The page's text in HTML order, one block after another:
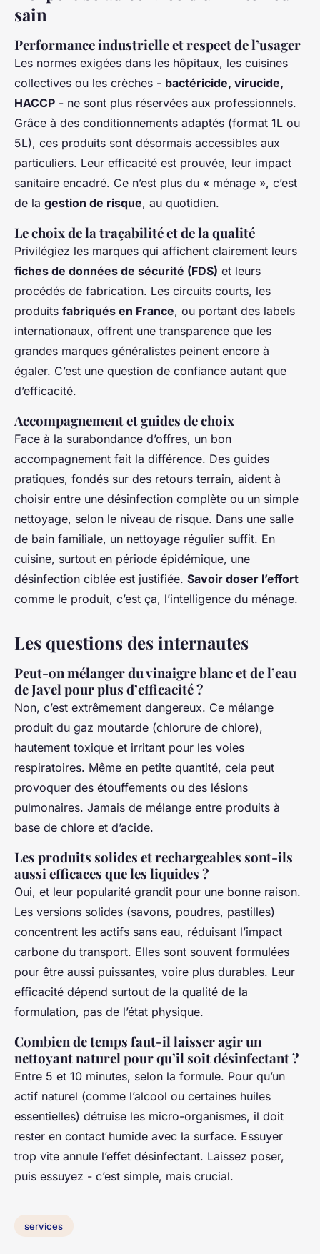
sain
Performance industrielle et respect de l’usager
Les normes exigées dans les hôpitaux, les cuisines
collectives ou les crèches - bactéricide, virucide,
HACCP - ne sont plus réservées aux professionnels.
Grâce à des conditionnements adaptés (format 1L ou
5L), ces produits sont désormais accessibles aux
particuliers. Leur efficacité est prouvée, leur impact
sanitaire encadré. Ce n’est plus du « ménage », c’est
de la gestion de risque, au quotidien.
Le choix de la traçabilité et de la qualité
Privilégiez les marques qui affichent clairement leurs
fiches de données de sécurité (FDS) et leurs
procédés de fabrication. Les circuits courts, les
produits fabriqués en France, ou portant des labels
internationaux, offrent une transparence que les
grandes marques généralistes peinent encore à
égaler. C’est une question de confiance autant que
d’efficacité.
Accompagnement et guides de choix
Face à la surabondance d’offres, un bon
accompagnement fait la différence. Des guides
pratiques, fondés sur des retours terrain, aident à
choisir entre une désinfection complète ou un simple
nettoyage, selon le niveau de risque. Dans une salle
de bain familiale, un nettoyage régulier suffit. En
cuisine, surtout en période épidémique, une
désinfection ciblée est justifiée. Savoir doser l’effort
comme le produit, c’est ça, l’intelligence du ménage.
Les questions des internautes
Peut-on mélanger du vinaigre blanc et de l’eau
de Javel pour plus d’efficacité ?
Non, c’est extrêmement dangereux. Ce mélange
produit du gaz moutarde (chlorure de chlore),
hautement toxique et irritant pour les voies
respiratoires. Même en petite quantité, cela peut
provoquer des étouffements ou des lésions
pulmonaires. Jamais de mélange entre produits à
base de chlore et d’acide.
Les produits solides et rechargeables sont-ils
aussi efficaces que les liquides ?
Oui, et leur popularité grandit pour une bonne raison.
Les versions solides (savons, poudres, pastilles)
concentrent les actifs sans eau, réduisant l’impact
carbone du transport. Elles sont souvent formulées
pour être aussi puissantes, voire plus durables. Leur
efficacité dépend surtout de la qualité de la
formulation, pas de l’état physique.
Combien de temps faut-il laisser agir un
nettoyant naturel pour qu’il soit désinfectant ?
Entre 5 et 10 minutes, selon la formule. Pour qu’un
actif naturel (comme l’alcool ou certaines huiles
essentielles) détruise les micro-organismes, il doit
rester en contact humide avec la surface. Essuyer
trop vite annule l’effet désinfectant. Laissez poser,
puis essuyez - c’est simple, mais crucial.
services